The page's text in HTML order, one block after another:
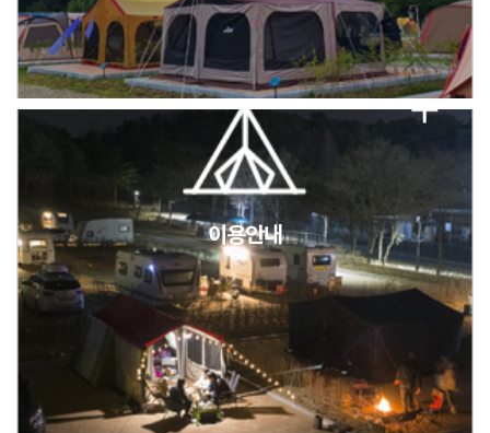
2026년 5월 캠핑장 안점 점검의 날 변경 안내
캠핑장(9월1일~6일) 미운영 공지
2026년 5월 캠핑장 안점 점검의 날 변경 안내
캠핑장(9월1일~6일) 미운영 공지
[6/1]전산시스템 점검 및 안정화에 따른 서비스 이용 제한 안내
이용안내